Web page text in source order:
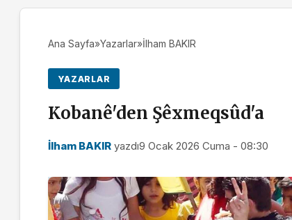
Ana Sayfa»Yazarlar»İlham BAKIR
YAZARLAR
Kobanê'den Şêxmeqsûd'a
İlham BAKIR yazdı9 Ocak 2026 Cuma - 08:30